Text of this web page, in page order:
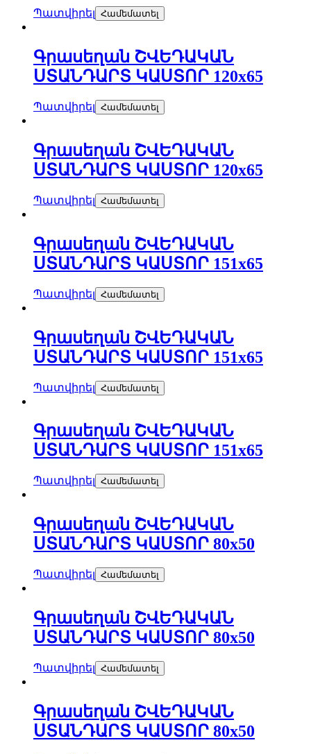
Պատվիրել Համեմատել
Գրասեղան ՇՎԵԴԱԿԱՆ
ՍՏԱՆԴԱՐՏ ԿԱՍՏՈՐ 120х65
Պատվիրել Համեմատել
Գրասեղան ՇՎԵԴԱԿԱՆ
ՍՏԱՆԴԱՐՏ ԿԱՍՏՈՐ 120х65
Պատվիրել Համեմատել
Գրասեղան ՇՎԵԴԱԿԱՆ
ՍՏԱՆԴԱՐՏ ԿԱՍՏՈՐ 151х65
Պատվիրել Համեմատել
Գրասեղան ՇՎԵԴԱԿԱՆ
ՍՏԱՆԴԱՐՏ ԿԱՍՏՈՐ 151х65
Պատվիրել Համեմատել
Գրասեղան ՇՎԵԴԱԿԱՆ
ՍՏԱՆԴԱՐՏ ԿԱՍՏՈՐ 151х65
Պատվիրել Համեմատել
Գրասեղան ՇՎԵԴԱԿԱՆ
ՍՏԱՆԴԱՐՏ ԿԱՍՏՈՐ 80х50
Պատվիրել Համեմատել
Գրասեղան ՇՎԵԴԱԿԱՆ
ՍՏԱՆԴԱՐՏ ԿԱՍՏՈՐ 80х50
Պատվիրել Համեմատել
Գրասեղան ՇՎԵԴԱԿԱՆ
ՍՏԱՆԴԱՐՏ ԿԱՍՏՈՐ 80х50